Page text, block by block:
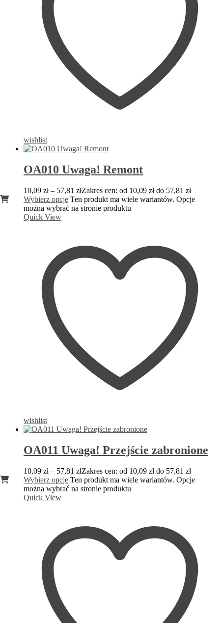
wishlist
OA010 Uwaga! Remont
10,09 zł – 57,81 złZakres cen: od 10,09 zł do 57,81 zł
Wybierz opcje Ten produkt ma wiele wariantów. Opcje
można wybrać na stronie produktu
Quick View
wishlist
OA011 Uwaga! Przejście zabronione
10,09 zł – 57,81 złZakres cen: od 10,09 zł do 57,81 zł
Wybierz opcje Ten produkt ma wiele wariantów. Opcje
można wybrać na stronie produktu
Quick View